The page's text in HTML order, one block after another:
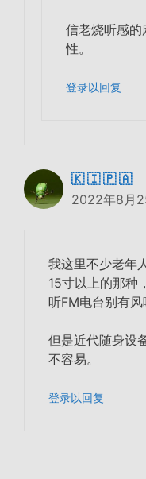
信老烧听感
性。
登录以回复
🇰 🇮 🇵 🇦
2022年8月
我这里不少老年
15寸以上的那种
听FM电台别有风
但是近代随身设
不容易。
登录以回复